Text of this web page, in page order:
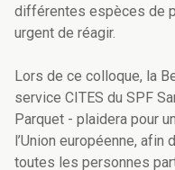
différentes espèces de
urgent de réagir.
Lors de ce colloque, la
service CITES du SPF
Parquet - plaidera pour
l’Union européenne,
toutes les personnes